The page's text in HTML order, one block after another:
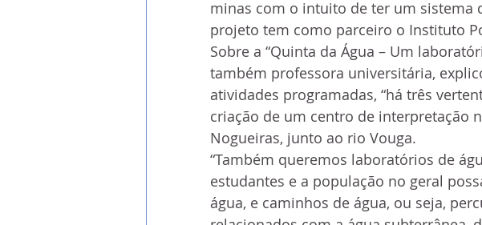
minas com o intuito de ter um sistema
projeto tem como parceiro o Instituto
Sobre a “Quinta da Água – Um
também professora universitária,
atividades programadas, “há três
criação de um centro de interpretação
Nogueiras, junto ao rio Vouga.
“Também queremos laboratórios de
estudantes e a população no geral
água, e caminhos de água, ou seja,